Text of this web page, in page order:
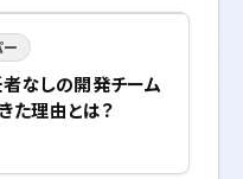
なしの開発チーム
た理由とは？